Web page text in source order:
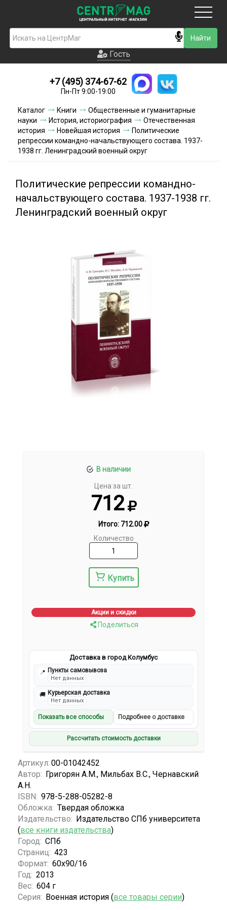
Гость
Новинки
Условия доставки
Условия оплаты
Контакты
Гость
+7 (495) 374-67-62
Пн-Пт 9:00-19:00
Каталог Книги
Общественные и гуманитарные
науки
История, историография
Отечественная
история
Новейшая история
Политические
репрессии командно-начальствующего состава. 1937-
1938 гг. Ленинградский военный округ
Политические репрессии командно-
начальствующего состава. 1937-1938 гг.
Ленинградский военный округ
В наличии
Цена за шт.
712
Итого: 712.00
Количество
Купить
Акции и скидки
Поделиться
Доставка в город Колумбус
📍 Пункты самовывоза
Нет данных
🚚 Курьерская доставка
Нет данных
Показать все способы Подробнее о доставке
Рассчитать стоимость доставки
Артикул: 00-01042452
Автор: Григорян А.М., Мильбах В.С., Чернавский
А.Н.
ISBN: 978-5-288-05282-8
Обложка: Твердая обложка
Издательство: Издательство СПб университета
(все книги издательства)
Город: СПб
Страниц: 423
Формат: 60х90/16
Год: 2013
Вес: 604 г
Серия: Военная история (все товары серии)